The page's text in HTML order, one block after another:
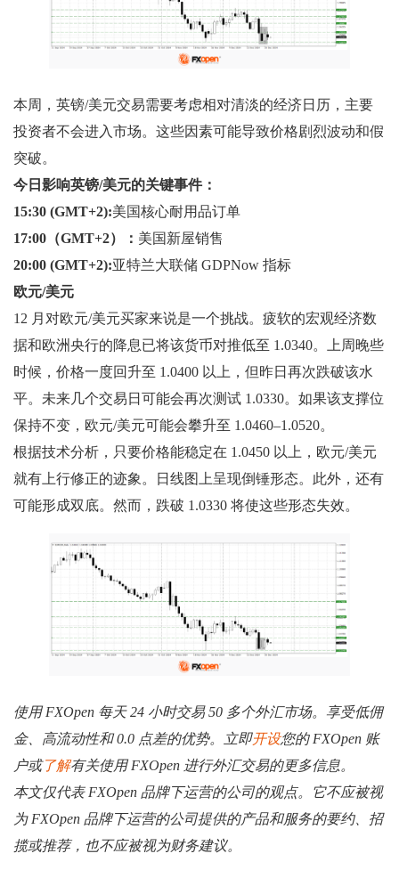
本周，英镑/美元交易需要考虑相对清淡的经济日历，主要
投资者不会进入市场。这些因素可能导致价格剧烈波动和假
突破。
今日影响英镑/美元的关键事件：
15:30 (GMT+2):美国核心耐用品订单
17:00（GMT+2）： 美国新屋销售
20:00 (GMT+2):亚特兰大联储 GDPNow 指标
欧元/美元
12 月对欧元/美元买家来说是一个挑战。疲软的宏观经济数
据和欧洲央行的降息已将该货币对推低至 1.0340。上周晚些
时候，价格一度回升至 1.0400 以上，但昨日再次跌破该水
平。未来几个交易日可能会再次测试 1.0330。如果该支撑位
保持不变，欧元/美元可能会攀升至 1.0460–1.0520。
根据技术分析，只要价格能稳定在 1.0450 以上，欧元/美元
就有上行修正的迹象。日线图上呈现倒锤形态。此外，还有
可能形成双底。然而，跌破 1.0330 将使这些形态失效。
使用 FXOpen 每天 24 小时交易 50 多个外汇市场。享受低佣
金、高流动性和 0.0 点差的优势。立即开设您的 FXOpen 账
户或了解有关使用 FXOpen 进行外汇交易的更多信息。
本文仅代表 FXOpen 品牌下运营的公司的观点。它不应被视
为 FXOpen 品牌下运营的公司提供的产品和服务的要约、招
揽或推荐，也不应被视为财务建议。